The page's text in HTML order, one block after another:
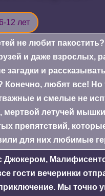
12 лет
не любит
и даже взрослых,
загадки и
Конечно, любят все! Но
и смелые не
мертвой летучей мышки
препятствий,
для них любимые
Джокером,
гости вечеринки
Мы точно